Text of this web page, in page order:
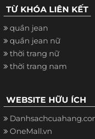
TỪ KHÓA LIÊN KẾT
quần jean
quần jean nữ
thời trang nữ
thời trang nam
WEBSITE HỮU ÍCH
OneMall.vn